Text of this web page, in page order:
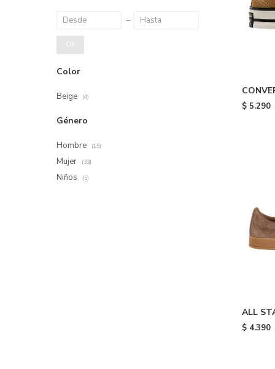
Beige
$ 5.290
ALL
Brown
$ 4.390
OK
Color
Beige (4)
Género
Hombre (15)
Mujer (33)
Niños (5)